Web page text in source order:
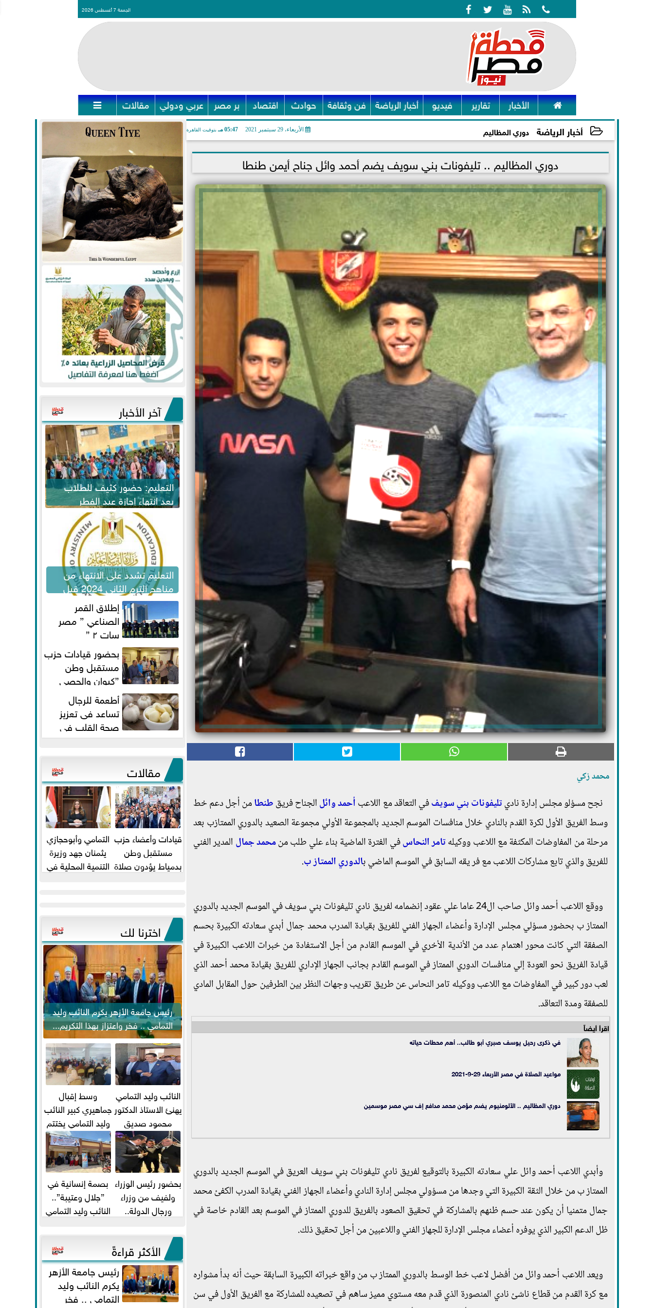
     الجمعة 7 أغسطس 2026
 الأخبار تقارير فيديو أخبار الرياضة فن وثقافة حوادث اقتصاد بر مصر عربي ودولي مقالات 
أخبار الرياضة دوري المظاليم الأربعاء، 29 سبتمبر 2021 05:47 مـ بتوقيت القاهرة
2021-09-29 17:47:55 دوري المظاليم .. تليفونات بني سويف يضم أحمد وائل جناح أيمن طنطا
محمد زكي
نجح مسؤلو مجلس إدارة ناديتليفونات بني سويففي التعاقد مع اللاعبأحمد وائلالجناح فريقطنطامن أجل دعم خط
وسط الفريق الأول لكرة القدم بالنادي خلال منافسات الموسم الجديد بالمجموعة الأولي مجموعة الصعيد بالدوري الممتازب بعد
مرحلة من المفاوضات المكثفة مع اللاعب ووكيلهتامر النحاسفي الفترة الماضية بناء علي طلب منمحمد جمال المدير الفني
للفريق والذي تابع مشاركات اللاعب مع فر يقه السابق في الموسم الماضي بالدوري الممتاز ب.
ووقع اللاعب أحمد وائل صاحب ال24 عاما علي عقود إنضمامه لفريق نادي تليفونات بني سويف في الموسم الجديد بالدوري
الممتاز ب بحضور مسؤلي مجلس الإدارة وأعضاء الجهاز الفني للفريق بقيادة المدرب محمد جمال أبدي سعادته الكبيرة بحسم
الصفقة التي كانت محور اهتمام عدد من الأندية الأخري في الموسم القادم من أجل الاستفادة من خبرات اللاعب الكبيرة في
قيادة الفريق نحو العودة إلي منافسات الدوري الممتاز في الموسم القادم بجانب الجهاز الإداري للفريق بقيادة محمد أحمد الذي
لعب دور كبير في المفاوضات مع اللاعب ووكيله تامر النحاس عن طريق تقريب وجهات النظر بين الطرفين حول المقابل المادي
للصفقة ومدة التعاقد.
اقرأ أيضاً
في ذكرى رحيل يوسف صبري أبو طالب.. أهم محطات حياته
مواعيد الصلاة في مصر الأربعاء 29-9-2021
دوري المظاليم .. الألومنيوم يضم مؤمن محمد مدافع إف سي مصر موسمين
وأبدي اللاعب أحمد وائل علي سعادته الكبيرة بالتوقيع لفريق نادي تليفونات بني سويف العريق في الموسم الجديد بالدوري
الممتاز ب من خلال الثقة الكبيرة التي وجدها من مسؤولي مجلس إدارة النادي وأعضاء الجهاز الفني بقيادة المدرب الكفئ محمد
جمال متمنيا أن يكون عند حسم ظنهم بالمشاركة في تحقيق الصعود بالفريق للدوري الممتاز في الموسم بعد القادم خاصة في
ظل الدعم الكبير الذي يوفره أعضاء مجلس الإدارة للجهاز الفني واللاعبين من أجل تحقيق ذلك.
ويعد اللاعب أحمد وائل من أفضل لاعب خط الوسط بالدوري الممتاز ب من واقع خبراته الكبيرة السابقة حيث أنه بدأ مشواره
مع كرة القدم من قطاع ناشئ نادي المنصورة الذي قدم معه مستوي مميز ساهم في تصعيده للمشاركة مع الفريق الأول في سن
آخر الأخبار
التعليم: حضور كثيف للطلاب
بعد انتهاء إجازة عيد الفطر
لاستكمال المناهج
التعليم تشدد على الانتهاء من
مناهج الترم الثاني 2024 قبل
الامتحانات
إطلاق القمر
الصناعي ” مصر
سات ٢ ”
بحضور قيادات حزب
مستقبل وطن
”كيوان والحصي
والتمامي وابوحجازي وعيسي” أمانه
كفر...
أطعمة للرجال
تساعد فى تعزيز
صحة القلب فى
سن الأربعين
مقالات
قيادات وأعضاء حزب
مستقبل وطن
بدمياط يؤدون صلاة
التمامي وأبوحجازي
يثمنان جهد وزيرة
التنمية المحلية في
اخترنا لك
رئيس جامعة الأزهر يكرم النائب وليد
التمامي .. فخر واعتزاز بهذا التكريم...
النائب وليد التمامي
يهنئ الاستاذ الدكتور
محمود صديق
تكليفة قائم باعمال
...
وسط إقبال
جماهيري كبير النائب
وليد التمامي يختتم
أضخم قافلة طبية
مجانية...
بحضور رئيس الوزراء
ولفيف من وزراء
ورجال الدولة..
ومحمد...
بصمة إنسانية في
”جلال وعتيبة”..
النائب وليد التمامي
شيحة يداويان...
الأكثر قراءةً
رئيس جامعة الأزهر
يكرم النائب وليد
التمامي .. فخر